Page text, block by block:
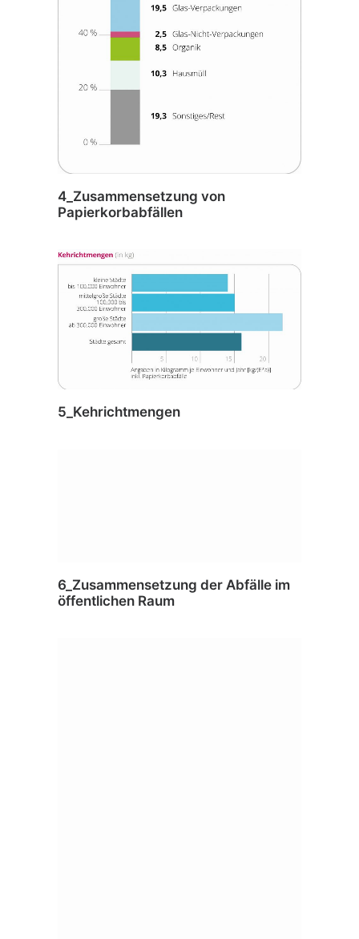
4_Zusammensetzung von
Papierkorbabfällen
5_Kehrichtmengen
6_Zusammensetzung der Abfälle im
öffentlichen Raum